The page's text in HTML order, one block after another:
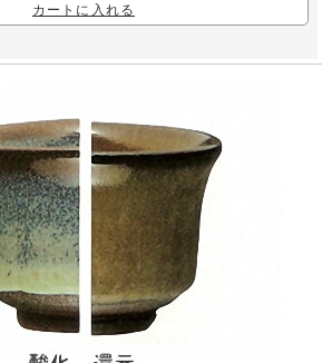
カートに入れる